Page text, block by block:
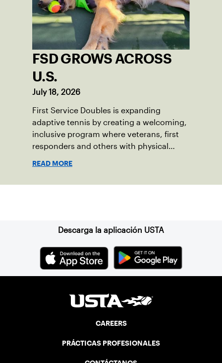
FSD GROWS ACROSS
U.S.
July 18, 2026
First Service Doubles is expanding
adaptive tennis by creating a welcoming,
inclusive program where veterans, first
responders and others with physical
READ MORE
Descarga la aplicación USTA
CAREERS
PRÁCTICAS PROFESIONALES